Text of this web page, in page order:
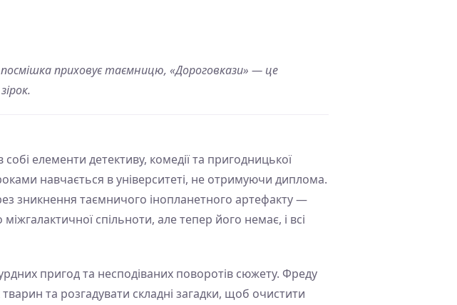
приховує таємницю, «Дороговкази» — це
елементи детективу, комедії та пригодницької
навчається в університеті, не отримуючи диплома.
зникнення таємничого інопланетного артефакту —
спільноти, але тепер його немає, і всі
пригод та несподіваних поворотів сюжету. Фреду
та розгадувати складні загадки, щоб очистити